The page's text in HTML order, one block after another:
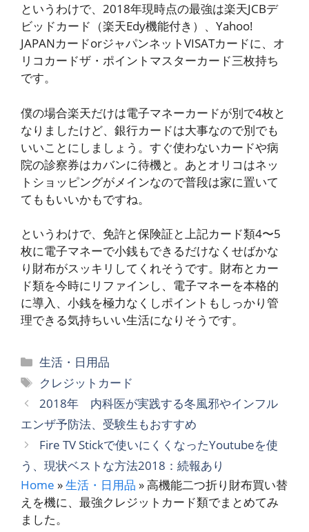
というわけで、2018年現時点の最強は楽天JCBデ
ビッドカード（楽天Edy機能付き）、Yahoo!
JAPANカードorジャパンネットVISATカードに、オ
リコカードザ・ポイントマスターカード三枚持ち
です。
僕の場合楽天だけは電子マネーカードが別で4枚と
なりましたけど、銀行カードは大事なので別でも
いいことにしましょう。すぐ使わないカードや病
院の診察券はカバンに待機と。あとオリコはネッ
トショッピングがメインなので普段は家に置いて
てももいいかもですね。
というわけで、免許と保険証と上記カード類4〜5
枚に電子マネーで小銭もできるだけなくせばかな
り財布がスッキリしてくれそうです。財布とカー
ド類を今時にリファインし、電子マネーを本格的
に導入、小銭を極力なくしポイントもしっかり管
理できる気持ちいい生活になりそうです。
カ
テ
リ
ー
生活・日用品
タ
グ
クレジットカード
2018年 内科医が実践する冬風邪やインフル
エンザ予防法、受験生もおすすめ
Fire TV Stickで使いにくくなったYoutubeを使
う、現状ベストな方法2018：続報あり
Home »生活・日用品 »高機能二つ折り財布買い替
えを機に、最強クレジットカード類でまとめてみ
ました。